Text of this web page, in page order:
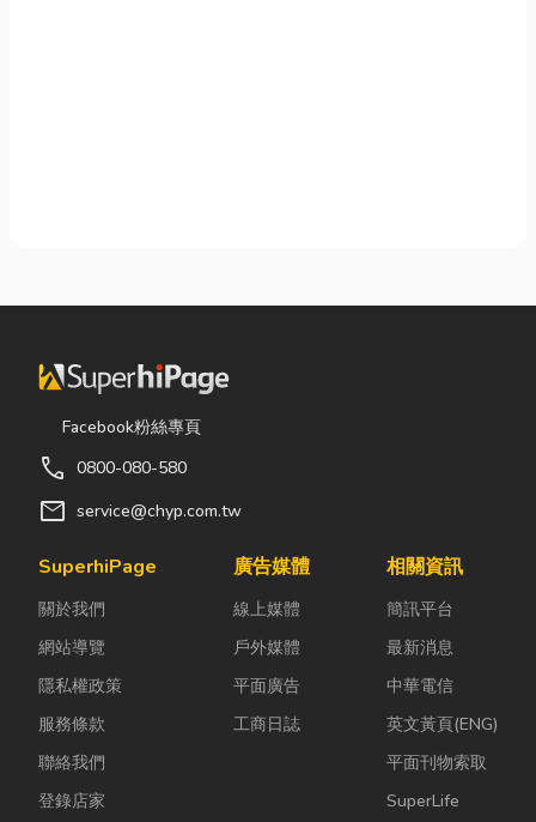
Facebook粉絲專頁
call 0800-080-580
mail service@chyp.com.tw
SuperhiPage
關於我們
網站導覽
隱私權政策
服務條款
聯絡我們
登錄店家
廣告媒體
線上媒體
戶外媒體
平面廣告
工商日誌
相關資訊
簡訊平台
最新消息
中華電信
英文黃頁(ENG)
平面刊物索取
SuperLife